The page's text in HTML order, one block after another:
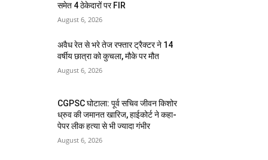
समेत 4 ठेकेदारों पर FIR
August 6, 2026
अवैध रेत से भरे तेज रफ्तार ट्रैक्टर ने 14
वर्षीय छात्रा को कुचला, मौके पर मौत
August 6, 2026
CGPSC घोटाला: पूर्व सचिव जीवन किशोर
ध्रुव की जमानत खारिज, हाईकोर्ट ने कहा-
पेपर लीक हत्या से भी ज्यादा गंभीर
August 6, 2026